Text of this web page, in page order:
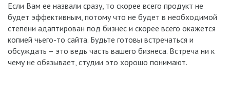
Если Вам ее назвали сразу, то скорее всего продукт не
будет эффективным, потому что не будет в необходимой
степени адаптирован под бизнес и скорее всего окажется
копией чьего-то сайта. Будьте готовы встречаться и
обсуждать – это ведь часть вашего бизнеса. Встреча ни к
чему не обязывает, студии это хорошо понимают.